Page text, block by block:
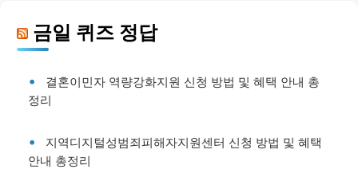
금일 퀴즈 정답
결혼이민자 역량강화지원 신청 방법 및 혜택 안내 총
정리
지역디지털성범죄피해자지원센터 신청 방법 및 혜택
안내 총정리